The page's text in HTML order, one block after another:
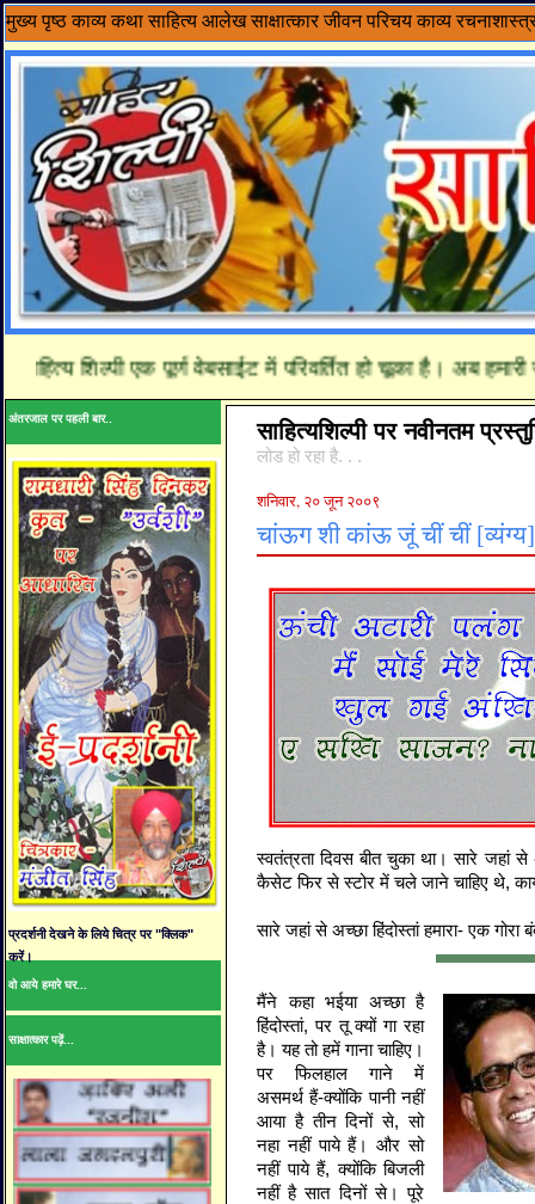
मुख्य पृष्ठ काव्य कथा साहित्य आलेख साक्षात्कार जीवन परिचय काव्य
शिल्पी एक पूर्ण वेबसाईट में परिवर्तित हो चूका है। अब
अंतरजाल पर पहली बार..
प्रदर्शनी देखने के लिये चित्र पर "क्लिक"
करें।
वो आये हमारे घर...
साक्षात्कार पढ़ें...
साहित्यशिल्पी पर नवीनतम
लोड हो रहा है. . .
शनिवार, २० जून २००९
चांऊग शी कांऊ जूं चीं चीं
स्वतंत्रता दिवस बीत चुका था। सारे जहां से
कैसेट फिर से स्टोर में चले जाने चाहिए थे,
सारे जहां से अच्छा हिंदोस्तां हमारा- एक गोरा
मैंने कहा भईया अच्छा है
हिंदोस्तां, पर तू क्यों गा रहा
है। यह तो हमें गाना चाहिए।
पर फिलहाल गाने में
असमर्थ हैं-क्योंकि पानी नहीं
आया है तीन दिनों से, सो
नहा नहीं पाये हैं। और सो
नहीं पाये हैं, क्योंकि बिजली
नहीं है सात दिनों से। पूरे